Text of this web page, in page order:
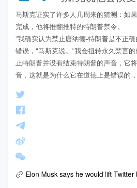
马斯克证实了许多人几周来的猜测：如
完成，他将推翻推特的特朗普禁令。
"我确实认为禁止唐纳德-特朗普是不正
错误，"马斯克说。"我会扭转永久禁言
止特朗普并没有结束特朗普的声音，它
音，这就是为什么它在道德上是错误的
Elon Musk says he would lift